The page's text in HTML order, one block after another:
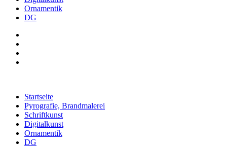
Ornamentik
DG
Startseite
Pyrografie, Brandmalerei
Schriftkunst
Digitalkunst
Ornamentik
DG